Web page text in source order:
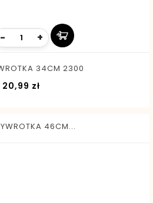
- +
34CM 2300
20,99 złCena
46CM...